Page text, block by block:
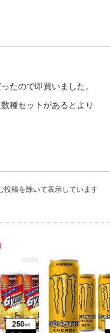
など含む)等により、参考
届け商品と多少異なる場
度]の経過措置期間の終
材料の表記が旧表記の場
ください。なお、本理由
たので即買いました。
種セットがあるとより
稿を除いて表示しています